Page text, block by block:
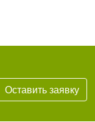
Оставить заявку